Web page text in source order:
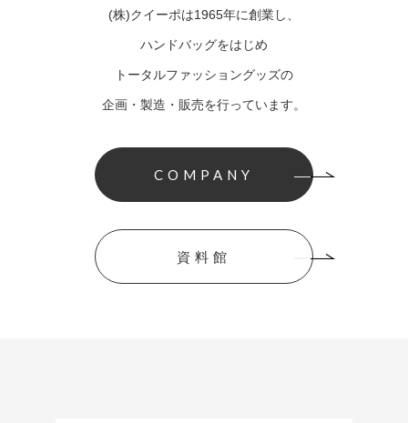
(株)クイーポは1965年に創業し、
ハンドバッグをはじめ
トータルファッショングッズの
企画・製造・販売を行っています。
COMPANY
資料館